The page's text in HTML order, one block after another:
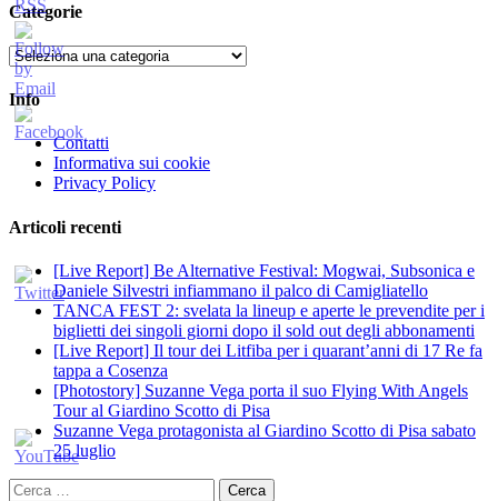
Categorie
Categorie
Info
Contatti
Informativa sui cookie
Privacy Policy
Articoli recenti
[Live Report] Be Alternative Festival: Mogwai, Subsonica e
Daniele Silvestri infiammano il palco di Camigliatello
TANCA FEST 2: svelata la lineup e aperte le prevendite per i
biglietti dei singoli giorni dopo il sold out degli abbonamenti
[Live Report] Il tour dei Litfiba per i quarant’anni di 17 Re fa
tappa a Cosenza
[Photostory] Suzanne Vega porta il suo Flying With Angels
Tour al Giardino Scotto di Pisa
Suzanne Vega protagonista al Giardino Scotto di Pisa sabato
25 luglio
Ricerca